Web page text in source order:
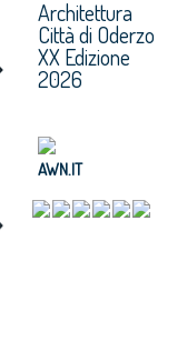
Architettura
Città di Oderzo
XX Edizione
2026
AWN.IT